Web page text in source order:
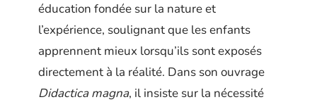
éducation fondée sur la nature et
l’expérience, soulignant que les enfants
apprennent mieux lorsqu’ils sont exposés
directement à la réalité. Dans son ouvrage
Didactica magna, il insiste sur la nécessité